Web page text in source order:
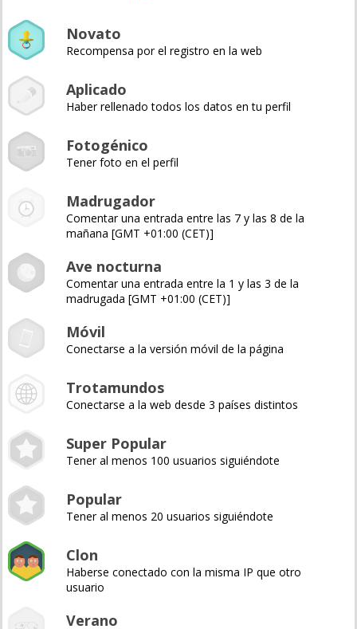
Novato
Recompensa por el registro en la web
Aplicado
Haber rellenado todos los datos en tu perfil
Fotogénico
Tener foto en el perfil
Madrugador
Comentar una entrada entre las 7 y las 8 de la
mañana [GMT +01:00 (CET)]
Ave nocturna
Comentar una entrada entre la 1 y las 3 de la
madrugada [GMT +01:00 (CET)]
Móvil
Conectarse a la versión móvil de la página
Trotamundos
Conectarse a la web desde 3 países distintos
Super Popular
Tener al menos 100 usuarios siguiéndote
Popular
Tener al menos 20 usuarios siguiéndote
Clon
Haberse conectado con la misma IP que otro
usuario
Verano